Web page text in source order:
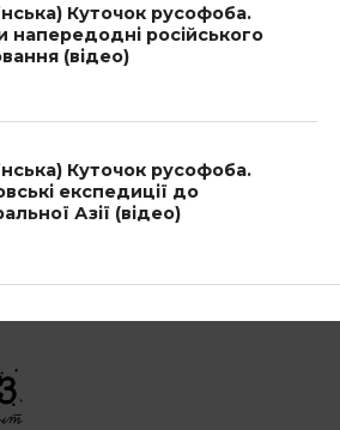
Куточок русофоба.
напередодні російського
(відео)
Куточок русофоба.
експедиції до
Азії (відео)